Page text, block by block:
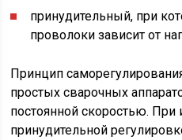
принудительный, при
проволоки зависит от
Принцип
простых сварочных
постоянной скоростью. При
принудительной